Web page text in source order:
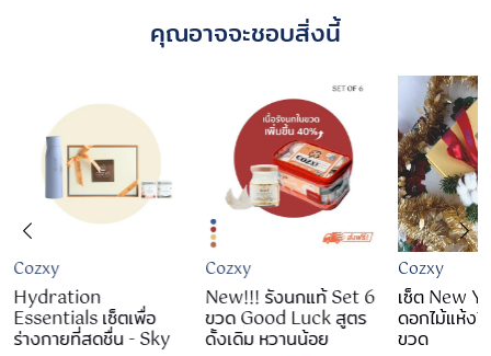
คุณอาจจะชอบสิ่งนี้
Cozxy
Hydration
Essentials เซ็ตเพื่อ
ร่างกายที่สดชื่น - Sky
Cozxy
New!!! รังนกแท้ Set 6
ขวด Good Luck สูตร
ดั้งเดิม หวานน้อย
Cozxy
เซ็ต New
ดอกไม้แห้ง
ขวด